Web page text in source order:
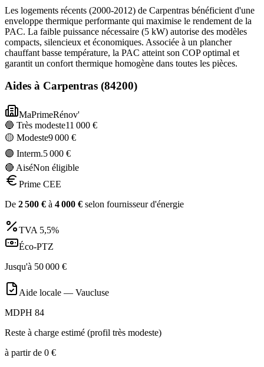
Les logements récents (2000-2012) de Carpentras bénéficient d'une
enveloppe thermique performante qui maximise le rendement de la
PAC. La faible puissance nécessaire (5 kW) autorise des modèles
compacts, silencieux et économiques. Associée à un plancher
chauffant basse température, la PAC atteint son COP optimal et
garantit un confort thermique homogène dans toutes les pièces.
Aides à Carpentras (84200)
MaPrimeRénov'
🔵 Très modeste11 000 €
🟡 Modeste9 000 €
🟣 Interm.5 000 €
🔴 AiséNon éligible
Prime CEE
De 2 500 € à 4 000 € selon fournisseur d'énergie
TVA 5,5%
Éco-PTZ
Jusqu'à 50 000 €
Aide locale — Vaucluse
MDPH 84
Reste à charge estimé (profil très modeste)
à partir de 0 €